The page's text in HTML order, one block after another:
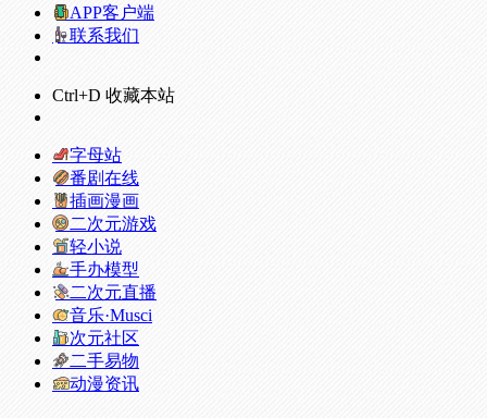
APP客户端
联系我们
Ctrl+D 收藏本站
字母站
番剧在线
插画漫画
二次元游戏
轻小说
手办模型
二次元直播
音乐·Musci
次元社区
二手易物
动漫资讯